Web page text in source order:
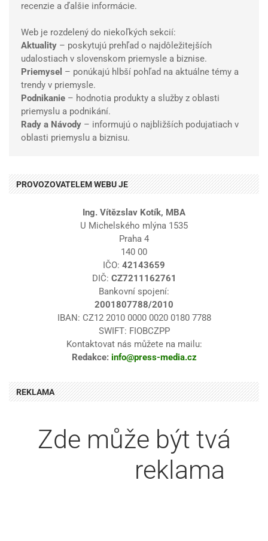
recenzie a ďalšie informácie.
Web je rozdelený do niekoľkých sekcií:
Aktuality – poskytujú prehľad o najdôležitejších
udalostiach v slovenskom priemysle a biznise.
Priemysel – ponúkajú hlbší pohľad na aktuálne témy a
trendy v priemysle.
Podnikanie – hodnotia produkty a služby z oblasti
priemyslu a podnikání.
Rady a Návody – informujú o najbližších podujatiach v
oblasti priemyslu a biznisu.
PROVOZOVATELEM WEBU JE
Ing. Vítězslav Kotík, MBA
U Michelského mlýna 1535
Praha 4
140 00
IČO: 42143659
DIČ: CZ7211162761
Bankovní spojení:
2001807788/2010
IBAN: CZ12 2010 0000 0020 0180 7788
SWIFT: FIOBCZPP
Kontaktovat nás můžete na mailu:
Redakce: info@press-media.cz
REKLAMA
Zde může být tvá
reklama